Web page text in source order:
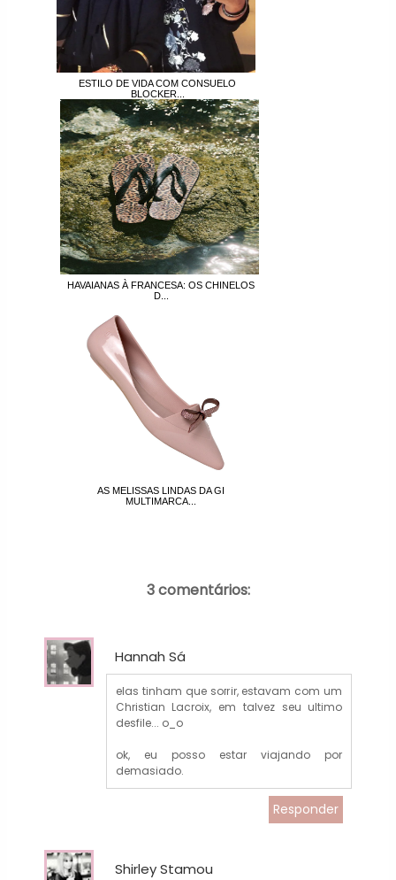
ESTILO DE VIDA COM CONSUELO
BLOCKER...
HAVAIANAS À FRANCESA: OS CHINELOS
D...
AS MELISSAS LINDAS DA GI
MULTIMARCA...
3 comentários:
Hannah Sá
elas tinham que sorrir, estavam com um
Christian Lacroix, em talvez seu ultimo
desfile... o_o
ok, eu posso estar viajando por
demasiado.
Responder
Shirley Stamou